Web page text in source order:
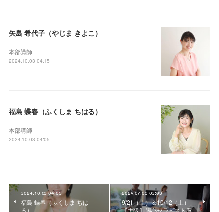
矢島 希代子（やじま きよこ）
本部講師
2024.10.03 04:15
福島 蝶春（ふくしま ちはる）
本部講師
2024.10.03 04:05
2024.10.03 04:05
福島 蝶春（ふくしま ちは
る）
2024.07.03 02:03
9/21（土）＆10/12（土）
【大阪】腸心セラピスト養